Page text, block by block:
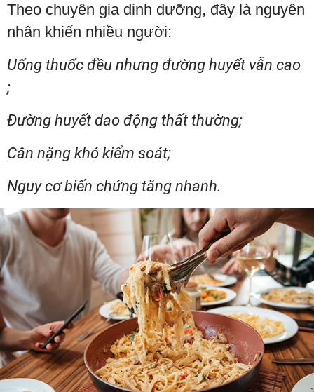
Theo chuyên gia dinh dưỡng, đây là nguyên
nhân khiến nhiều người:
Uống thuốc đều nhưng đường huyết vẫn cao
;
Đường huyết dao động thất thường;
Cân nặng khó kiểm soát;
Nguy cơ biến chứng tăng nhanh.